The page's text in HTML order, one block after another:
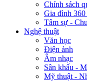
Chính sách
Gia đình 360
Tâm sự -
Nghệ thuật
Văn học
Điện ảnh
Âm nhạc
Sân khấu -
Mỹ thuật -